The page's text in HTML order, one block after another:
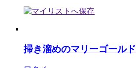
掃き溜めのマリーゴールド